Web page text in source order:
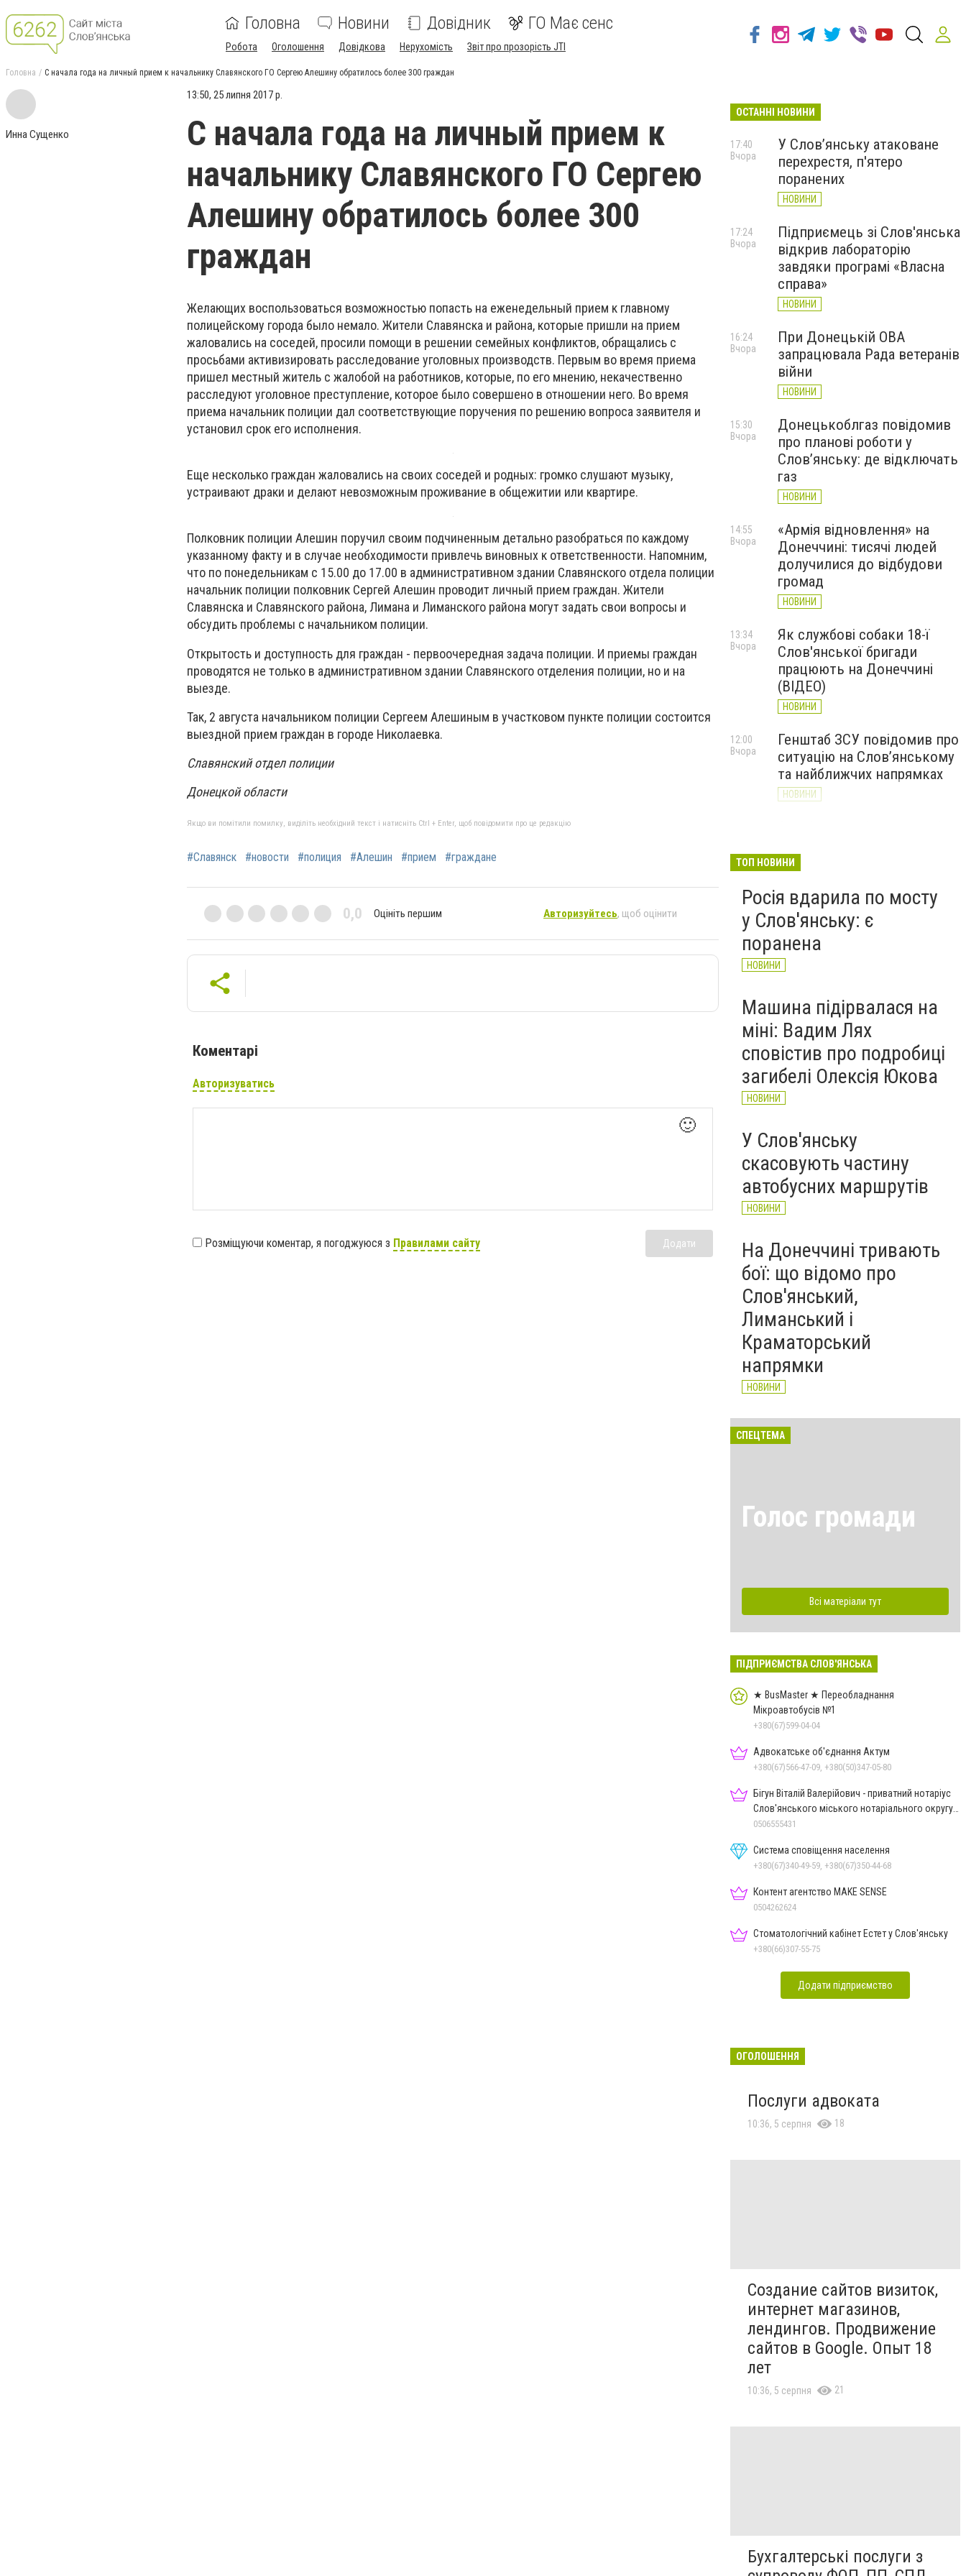
Головна Новини Довідник ГО Має сенс
Робота Оголошення Довідкова Нерухомість Звіт про прозорість JTI
Головна С начала года на личный прием к начальнику Славянского ГО Сергею Алешину обратилось более 300 граждан
Инна Сущенко
13:50, 25 липня 2017 р.
С начала года на личный прием к
начальнику Славянского ГО Сергею
Алешину обратилось более 300
граждан
Желающих воспользоваться возможностью попасть на еженедельный прием к главному
полицейскому города было немало. Жители Славянска и района, которые пришли на прием
жаловались на соседей, просили помощи в решении семейных конфликтов, обращались с
просьбами активизировать расследование уголовных производств. Первым во время приема
пришел местный житель с жалобой на работников, которые, по его мнению, некачественно
расследуют уголовное преступление, которое было совершено в отношении него. Во время
приема начальник полиции дал соответствующие поручения по решению вопроса заявителя и
установил срок его исполнения.
Еще несколько граждан жаловались на своих соседей и родных: громко слушают музыку,
устраивают драки и делают невозможным проживание в общежитии или квартире.
Полковник полиции Алешин поручил своим подчиненным детально разобраться по каждому
указанному факту и в случае необходимости привлечь виновных к ответственности. Напомним,
что по понедельникам с 15.00 до 17.00 в административном здании Славянского отдела полиции
начальник полиции полковник Сергей Алешин проводит личный прием граждан. Жители
Славянска и Славянского района, Лимана и Лиманского района могут задать свои вопросы и
обсудить проблемы с начальником полиции.
Открытость и доступность для граждан - первоочередная задача полиции. И приемы граждан
проводятся не только в административном здании Славянского отделения полиции, но и на
выезде.
Так, 2 августа начальником полиции Сергеем Алешиным в участковом пункте полиции состоится
выездной прием граждан в городе Николаевка.
Славянский отдел полиции
Донецкой области
Якщо ви помітили помилку, виділіть необхідний текст і натисніть Ctrl + Enter, щоб повідомити про це редакцію
#Славянск #новости #полиция #Алешин #прием #граждане
0,0 Оцініть першим Авторизуйтесь, щоб оцінити
Коментарі
Авторизуватись
🙂
Розміщуючи коментар, я погоджуюся з Правилами сайту Додати
ОСТАННІ НОВИНИ
У Слов’янську атаковане
перехрестя, п'ятеро
поранених
НОВИНИ
17:40
Вчора
Підприємець зі Слов'янська
відкрив лабораторію
завдяки програмі «Власна
справа»
НОВИНИ
17:24
Вчора
При Донецькій ОВА
запрацювала Рада ветеранів
війни
НОВИНИ
16:24
Вчора
Донецькоблгаз повідомив
про планові роботи у
Слов’янську: де відключать
газ
НОВИНИ
15:30
Вчора
«Армія відновлення» на
Донеччині: тисячі людей
долучилися до відбудови
громад
НОВИНИ
14:55
Вчора
Як службові собаки 18-ї
Слов'янської бригади
працюють на Донеччині
(ВІДЕО)
НОВИНИ
13:34
Вчора
Генштаб ЗСУ повідомив про
ситуацію на Слов’янському
та найближчих напрямках
НОВИНИ
12:00
Вчора
великої війни: 7 серпня
ТОП НОВИНИ
Росія вдарила по мосту
у Слов'янську: є
поранена
НОВИНИ
Машина підірвалася на
міні: Вадим Лях
сповістив про подробиці
загибелі Олексія Юкова
НОВИНИ
У Слов'янську
скасовують частину
автобусних маршрутів
НОВИНИ
На Донеччині тривають
бої: що відомо про
Слов'янський,
Лиманський і
Краматорський
напрямки
НОВИНИ
СПЕЦТЕМА
Голос громади
Всі матеріали тут
ПІДПРИЄМСТВА СЛОВ'ЯНСЬКА
★ BusMaster ★ Переобладнання
Мікроавтобусів №1
+380(67)599-04-04
Адвокатське об'єднання Актум
+380(67)566-47-09, +380(50)347-05-80
Бігун Віталій Валерійович - приватний нотаріус
Слов'янського міського нотаріального округу
Дон.обл.
0506555431
Система сповіщення населення
+380(67)340-49-59, +380(67)350-44-68
Контент агентство MAKE SENSE
0504262624
Стоматологічний кабінет Естет у Слов'янську
+380(66)307-55-75
Додати підприємство
ОГОЛОШЕННЯ
Послуги адвоката
10:36, 5 серпня 18
Создание сайтов визиток,
интернет магазинов,
лендингов. Продвижение
сайтов в Google. Опыт 18
лет
10:36, 5 серпня 21
Бухгалтерські послуги з